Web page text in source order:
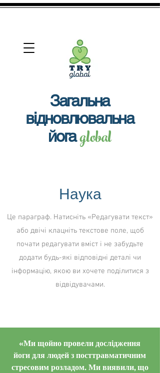
Загальна
відновлювальна
йогаglobal
Наука
Це параграф. Натисніть «Редагувати текст»
або двічі клацніть текстове поле, щоб
почати редагувати вміст і не забудьте
додати будь-які відповідні деталі чи
інформацію, якою ви хочете поділитися з
відвідувачами.
«Ми щойно провели дослідження
йоги для людей з посттравматичним
стресовим розладом. Ми виявили, що